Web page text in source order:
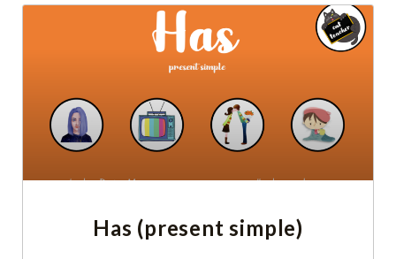
Has (present simple)